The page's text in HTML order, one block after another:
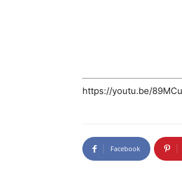
https://youtu.be/
Facebook